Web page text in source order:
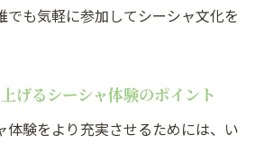
でも気軽に参加してシーシャ文化を
げるシーシャ体験のポイント
体験をより充実させるためには、い